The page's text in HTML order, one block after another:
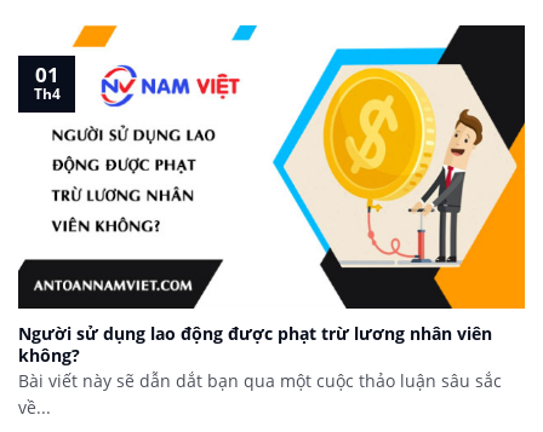
Người sử dụng lao động được phạt trừ lương nhân viên
không?
Bài viết này sẽ dẫn dắt bạn qua một cuộc thảo luận sâu sắc
về...
01
Th4